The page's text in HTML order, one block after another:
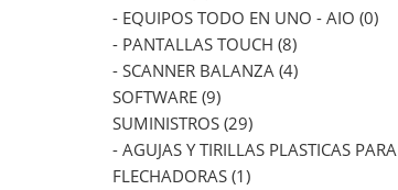
- EQUIPOS TODO EN UNO - AIO (0)
- PANTALLAS TOUCH (8)
- SCANNER BALANZA (4)
SOFTWARE (9)
SUMINISTROS (29)
- AGUJAS Y TIRILLAS PLASTICAS PARA
FLECHADORAS (1)